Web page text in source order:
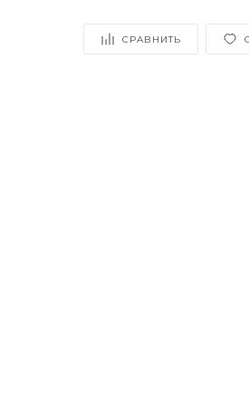
СРАВНИТЬ